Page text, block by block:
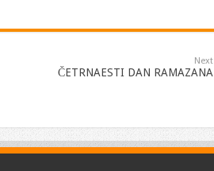
Next
ČETRNAESTI DAN RAMAZANA